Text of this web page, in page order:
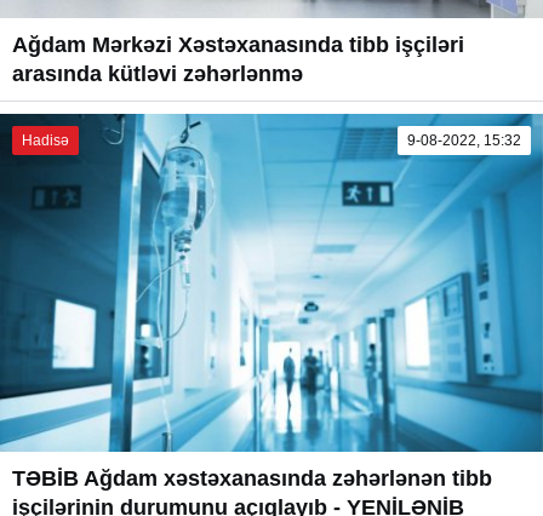
Ağdam Mərkəzi Xəstəxanasında tibb işçiləri
arasında kütləvi zəhərlənmə
Hadisə 9-08-2022, 15:32
TƏBİB Ağdam xəstəxanasında zəhərlənən tibb
işçilərinin durumunu açıqlayıb - YENİLƏNİB